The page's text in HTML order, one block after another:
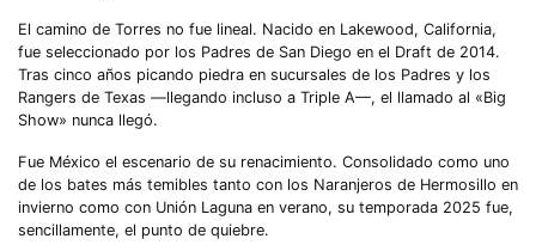
El camino de Torres no fue lineal. Nacido en Lakewood, California,
fue seleccionado por los Padres de San Diego en el Draft de 2014.
Tras cinco años picando piedra en sucursales de los Padres y los
Rangers de Texas —llegando incluso a Triple A—, el llamado al «Big
Show» nunca llegó.
Fue México el escenario de su renacimiento. Consolidado como uno
de los bates más temibles tanto con los Naranjeros de Hermosillo en
invierno como con Unión Laguna en verano, su temporada 2025 fue,
sencillamente, el punto de quiebre.